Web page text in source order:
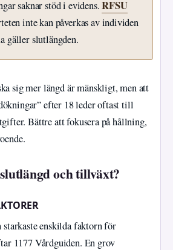
saknar stöd i evidens.RFSU
inte kan påverkas av individen
gäller slutlängden.
sig mer längd är mänskligt, men att
efter 18 leder oftast till
Bättre att fokusera på hållning,
och tillväxt?
enskilda faktorn för
1177 Vårdguiden. En grov